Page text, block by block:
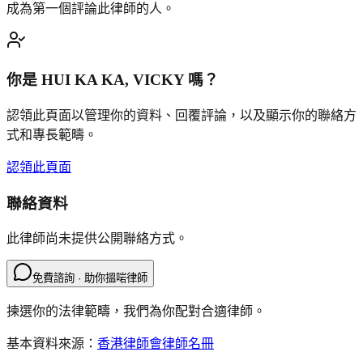
成為第一個評論此律師的人。
你是 HUI KA KA, VICKY嗎？
認領此頁面以管理你的資料、回覆評論，以及顯示你的聯絡方
式和專長範疇。
認領此頁面
聯絡資料
此律師尚未提供公開聯絡方式。
免費諮詢 · 助你搵啱律師
揀選你的法律範疇，我們為你配對合適律師。
基本資料來源： 香港律師會律師名冊